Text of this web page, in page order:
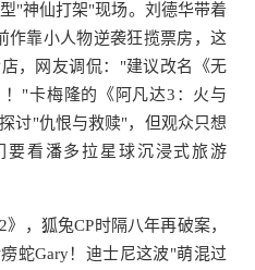
"神仙打架"现场。刘德华带着
作靠小人物逆袭狂揽票房，这
，网友调侃："建议改名《无
"卡梅隆的《阿凡达3：火与
讨"仇恨与救赎"，但观众只想
要看潘多拉星球沉浸式旅游
，狐兔CP时隔八年再破案，
蛇Gary！迪士尼这波"萌混过